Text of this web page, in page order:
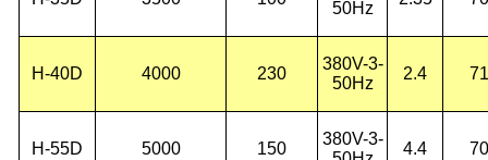
50Hz
H-40D 4000 230
380V-3-
50Hz
2.4 71
H-55D 5000 150
380V-3-
4.4 70